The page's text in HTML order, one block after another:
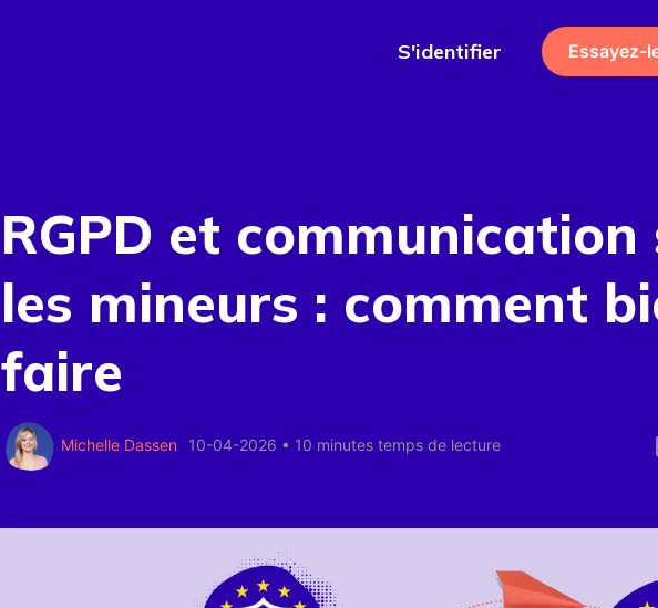
S'identifier Essayez-
RGPD et communication
les mineurs : comment
faire
Michelle Dassen 10-04-2026 • 10 minutes temps de lecture